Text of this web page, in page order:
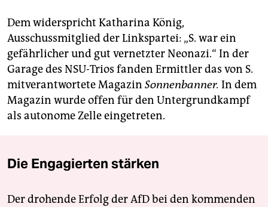
Dem widerspricht Katharina König,
Ausschussmitglied der Linkspartei: „S. war ein
gefährlicher und gut vernetzter Neonazi.“ In der
Garage des NSU-Trios fanden Ermittler das von S.
mitverantwortete Magazin Sonnenbanner. In dem
Magazin wurde offen für den Untergrundkampf
als autonome Zelle eingetreten.
Die Engagierten stärken
Der drohende Erfolg der AfD bei den kommenden